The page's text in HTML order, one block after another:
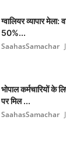
ग्वालियर व्यापार
50%...
SaahasSamachar
भोपाल कर्मचारियों के
पर मिल ...
SaahasSamachar